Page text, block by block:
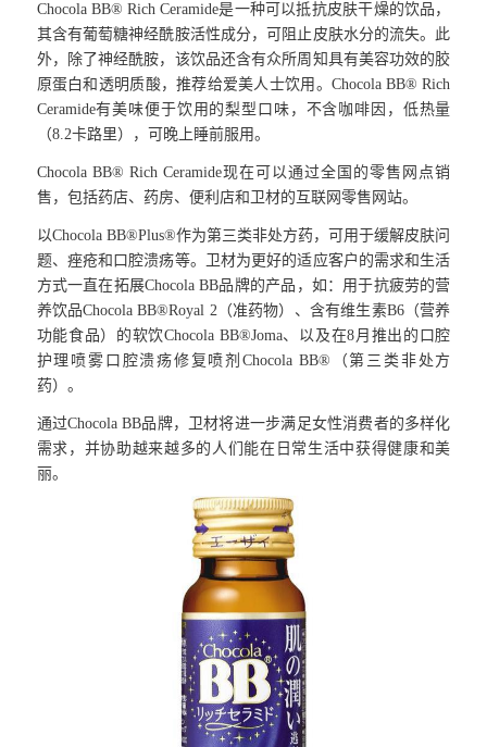
Chocola BB® Rich Ceramide是一种可以抵抗皮肤干燥的饮品，
其含有葡萄糖神经酰胺活性成分，可阻止皮肤水分的流失。此
外，除了神经酰胺，该饮品还含有众所周知具有美容功效的胶
原蛋白和透明质酸，推荐给爱美人士饮用。Chocola BB® Rich
Ceramide有美味便于饮用的梨型口味，不含咖啡因，低热量
（8.2卡路里），可晚上睡前服用。
Chocola BB® Rich Ceramide现在可以通过全国的零售网点销
售，包括药店、药房、便利店和卫材的互联网零售网站。
以Chocola BB®Plus®作为第三类非处方药，可用于缓解皮肤问
题、痤疮和口腔溃疡等。卫材为更好的适应客户的需求和生活
方式一直在拓展Chocola BB品牌的产品，如：用于抗疲劳的营
养饮品Chocola BB®Royal 2（准药物）、含有维生素B6（营养
功能食品）的软饮Chocola BB®Joma、以及在8月推出的口腔
护理喷雾口腔溃疡修复喷剂Chocola BB®（第三类非处方
药）。
通过Chocola BB品牌，卫材将进一步满足女性消费者的多样化
需求，并协助越来越多的人们能在日常生活中获得健康和美
丽。